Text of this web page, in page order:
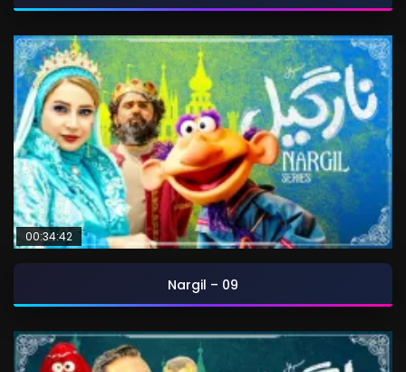
00:34:42
Nargil – 09